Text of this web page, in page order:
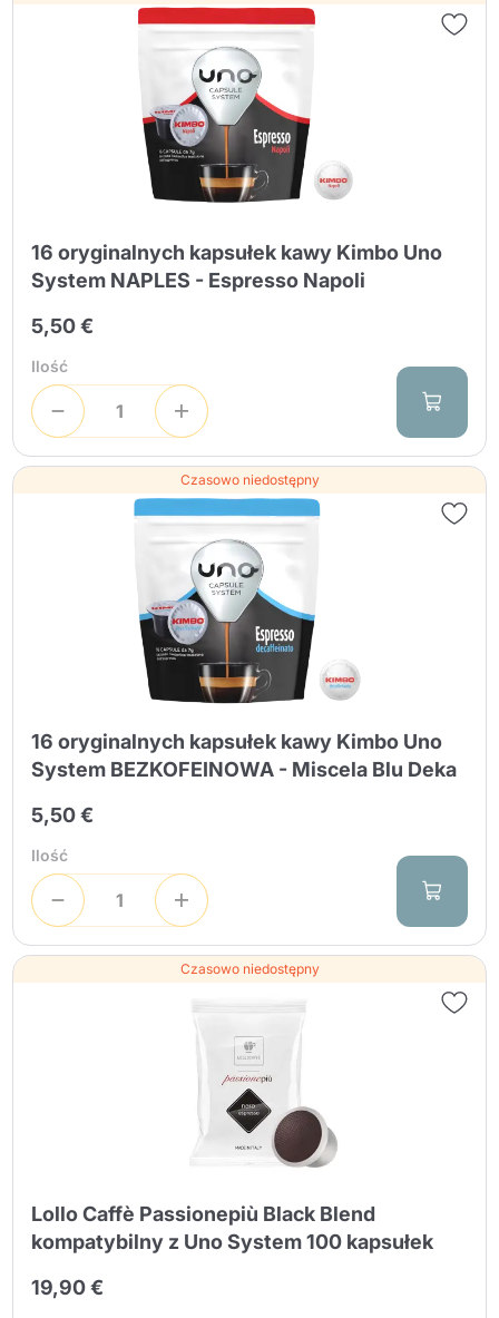
16 oryginalnych kapsułek kawy Kimbo Uno
System NAPLES - Espresso Napoli
5,50 €
Ilość
Czasowo niedostępny
16 oryginalnych kapsułek kawy Kimbo Uno
System BEZKOFEINOWA - Miscela Blu Deka
5,50 €
Ilość
Czasowo niedostępny
Lollo Caffè Passionepiù Black Blend
kompatybilny z Uno System 100 kapsułek
19,90 €